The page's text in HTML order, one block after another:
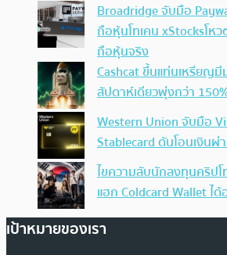
Broadridge จับมือ
ถือหุ้นโทเคน xStocksโห
ถือหุ้นจริง
Cashcat ขึ้นแท่นเหรียญมี
สัปดาห์เดียวพุ่งกว่า
Western Union จับมือ
Stablecard ดันโอนเงินผ่
ไขความลับนักลงทุนคริปโ
แฮก Coldcard Wallet ได้
เป้าหมายของเรา